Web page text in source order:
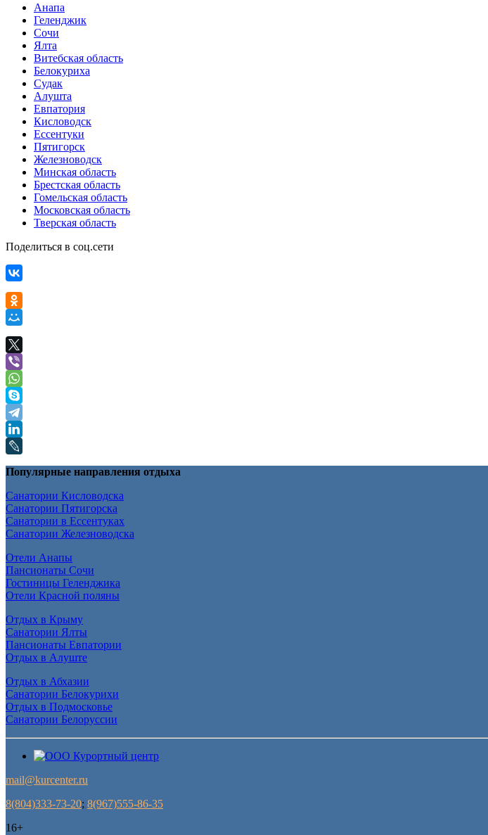
Анапа
Геленджик
Сочи
Ялта
Витебская область
Белокуриха
Судак
Алушта
Евпатория
Кисловодск
Ессентуки
Пятигорск
Железноводск
Минская область
Брестская область
Гомельская область
Московская область
Тверская область
Поделиться в соц.сети
Популярные направления отдыха
Санатории Кисловодска
Санатории Пятигорска
Санатории в Ессентуках
Санатории Железноводска
Отели Анапы
Пансионаты Сочи
Гостиницы Геленджика
Отели Красной поляны
Отдых в Крыму
Санатории Ялты
Пансионаты Евпатории
Отдых в Алуште
Отдых в Абхазии
Санатории Белокурихи
Отдых в Подмосковье
Санатории Белоруссии
mail@kurcenter.ru
8(804)333-73-20; 8(967)555-86-35
16+